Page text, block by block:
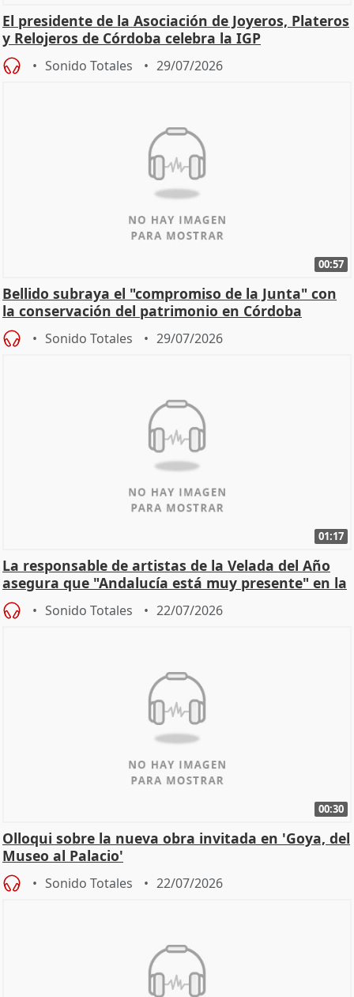
El presidente de la Asociación de Joyeros, Plateros
y Relojeros de Córdoba celebra la IGP
Sonido Totales 29/07/2026
00:57
Bellido subraya el "compromiso de la Junta" con
la conservación del patrimonio en Córdoba
Sonido Totales 29/07/2026
01:17
La responsable de artistas de la Velada del Año
asegura que "Andalucía está muy presente" en la
cita
Sonido Totales 22/07/2026
00:30
Olloqui sobre la nueva obra invitada en 'Goya, del
Museo al Palacio'
Sonido Totales 22/07/2026